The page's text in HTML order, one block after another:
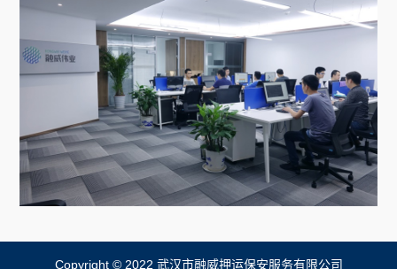
Copyright © 2022 武汉市融威押运保安服务有限公司